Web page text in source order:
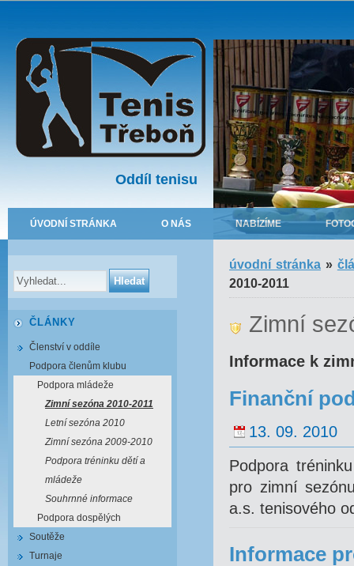
Oddíl tenisu
ÚVODNÍ STRÁNKA O NÁS NABÍZÍME
úvodní stránka»
2010-2011
Zimní
Informace k
Finanční
13. 09. 2010
Podpora
pro zimní
a.s. tenisového
Informace
ČLÁNKY
Členství v oddíle
Podpora členům klubu
Podpora mládeže
Zimní sezóna 2010-2011
Letní sezóna 2010
Zimní sezóna 2009-2010
Podpora tréninku dětí a
mládeže
Souhrnné informace
Podpora dospělých
Soutěže
Turnaje